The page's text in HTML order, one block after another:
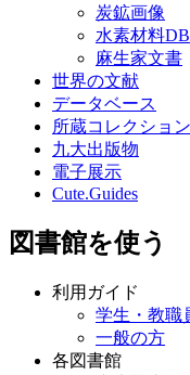
炭鉱画像
水素材料DB
麻生家文書
世界の文献
データベース
所蔵コレクション
九大出版物
電子展示
Cute.Guides
図書館を使う
利用ガイド
学生・教職
一般の方
各図書館